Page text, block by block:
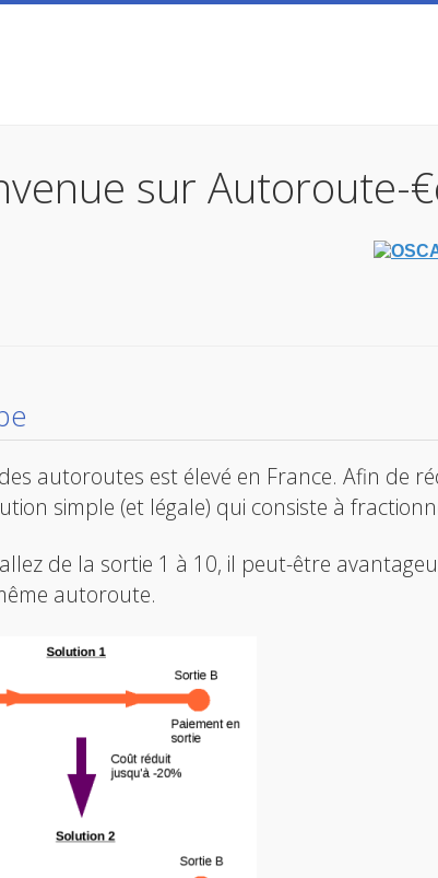
sur Autoroute-
autoroutes est élevé en France. Afin de
simple (et légale) qui consiste à
de la sortie 1 à 10, il peut-être
autoroute.